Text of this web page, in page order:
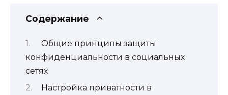
Содержание
Общие принципы защиты
конфиденциальности в социальных
сетях
Настройка приватности в